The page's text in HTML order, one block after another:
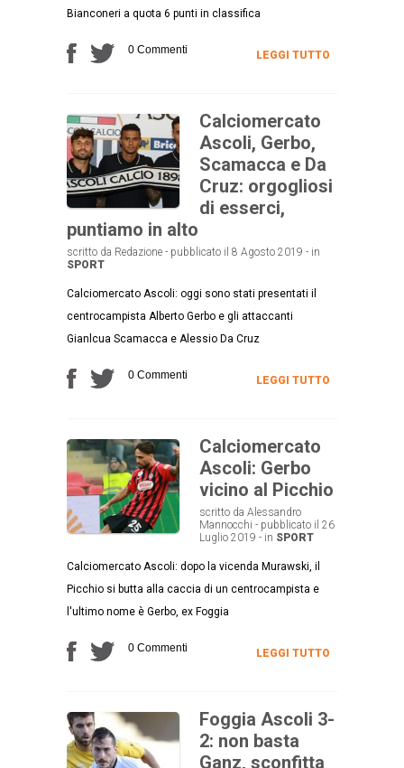
Bianconeri a quota 6 punti in classifica
0 Commenti LEGGI TUTTO
Calciomercato
Ascoli, Gerbo,
Scamacca e Da
Cruz: orgogliosi
di esserci,
puntiamo in alto
scritto da Redazione - pubblicato il 8 Agosto 2019 - in
SPORT
Calciomercato Ascoli: oggi sono stati presentati il
centrocampista Alberto Gerbo e gli attaccanti
Gianlcua Scamacca e Alessio Da Cruz
0 Commenti LEGGI TUTTO
Calciomercato
Ascoli: Gerbo
vicino al Picchio
scritto da Alessandro
Mannocchi - pubblicato il 26
Luglio 2019 - in SPORT
Calciomercato Ascoli: dopo la vicenda Murawski, il
Picchio si butta alla caccia di un centrocampista e
l'ultimo nome è Gerbo, ex Foggia
0 Commenti LEGGI TUTTO
Foggia Ascoli 3-
2: non basta
Ganz, sconfitta